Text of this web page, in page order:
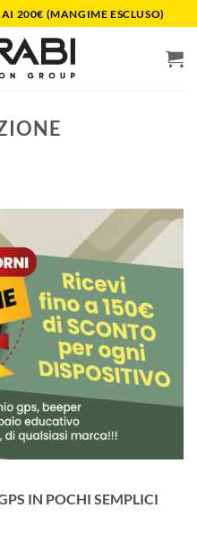
200€ (MANGIME ESCLUSO)
IN POCHI SEMPLICI